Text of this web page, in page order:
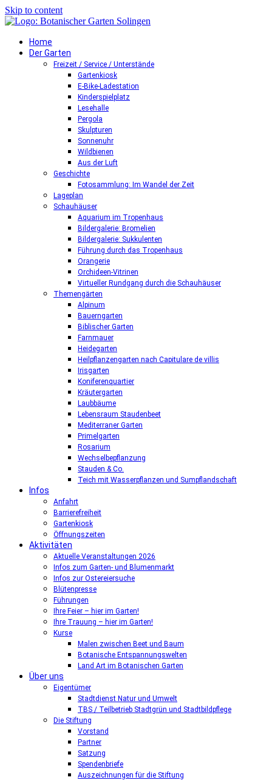
Skip to content
Home
Der Garten
Freizeit / Service / Unterstände
Gartenkiosk
E-Bike-Ladestation
Kinderspielplatz
Lesehalle
Pergola
Skulpturen
Sonnenuhr
Wildbienen
Aus der Luft
Geschichte
Fotosammlung: Im Wandel der Zeit
Lageplan
Schauhäuser
Aquarium im Tropenhaus
Bildergalerie: Bromelien
Bildergalerie: Sukkulenten
Führung durch das Tropenhaus
Orangerie
Orchideen-Vitrinen
Virtueller Rundgang durch die Schauhäuser
Themengärten
Alpinum
Bauerngarten
Biblischer Garten
Farnmauer
Heidegarten
Heilpflanzengarten nach Capitulare de villis
Irisgarten
Koniferenquartier
Kräutergarten
Laubbäume
Lebensraum Staudenbeet
Mediterraner Garten
Primelgarten
Rosarium
Wechselbepflanzung
Stauden & Co.
Teich mit Wasserpflanzen und Sumpflandschaft
Infos
Anfahrt
Barrierefreiheit
Gartenkiosk
Öffnungszeiten
Aktivitäten
Aktuelle Veranstaltungen 2026
Infos zum Garten- und Blumenmarkt
Infos zur Ostereiersuche
Blütenpresse
Führungen
Ihre Feier – hier im Garten!
Ihre Trauung – hier im Garten!
Kurse
Malen zwischen Beet und Baum
Botanische Entspannungswelten
Land Art im Botanischen Garten
Über uns
Eigentümer
Stadtdienst Natur und Umwelt
TBS / Teilbetrieb Stadtgrün und Stadtbildpflege
Die Stiftung
Vorstand
Partner
Satzung
Spendenbriefe
Auszeichnungen für die Stiftung